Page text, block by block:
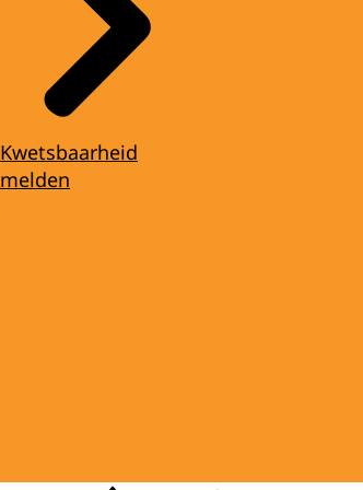
Kwetsbaarheid
melden